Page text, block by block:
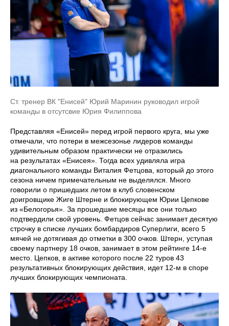
Ст. тренер ВК "Енисей" Юрий Маринин руководил игрой
команды в отсутсвие Юрия Филиппова
Представляя «Енисей» перед игрой первого круга, мы уже
отмечали, что потери в межсезонье лидеров команды
удивительным образом практически не отразились
на результатах «Енисея». Тогда всех удивляла игра
диагонального команды Виталия Фетцова, который до этого
сезона ничем примечательным не выделялся. Много
говорили о пришедших летом в клуб словенском
доигровщике Жиге Штерне и блокирующем Юрии Цепкове
из «Белогорья». За прошедшие месяцы все они только
подтвердили свой уровень. Фетцов сейчас занимает десятую
строчку в списке лучших бомбардиров Суперлиги, всего 5
мячей не дотягивая до отметки в 300 очков. Штерн, уступая
своему партнеру 18 очков, занимает в этом рейтинге 14-е
место. Цепков, в активе которого после 22 туров 43
результативных блокирующих действия, идет 12-м в споре
лучших блокирующих чемпионата.